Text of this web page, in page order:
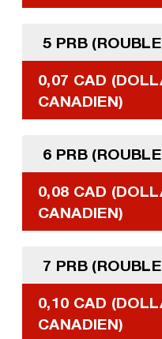
5 PRB
0,07 CAD
CANADIEN)
6 PRB
0,08 CAD
CANADIEN)
7 PRB
0,10 CAD
CANADIEN)